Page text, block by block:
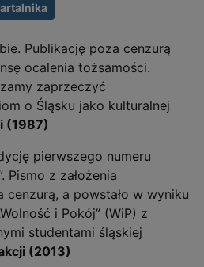
Publikację poza cenzurą
ocalenia tożsamości.
zaprzeczyć
o Śląsku jako kulturalnej
(1987)
pierwszego numeru
Pismo z założenia
cenzurą, a powstało w wyniku
i Pokój” (WiP) z
studentami śląskiej
(2013)